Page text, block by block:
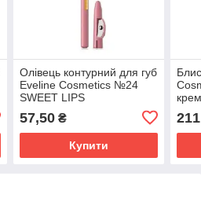
Олівець контурний для губ
Eveline Cosmetics №24
SWEET LIPS
57,50₴
Купити
211